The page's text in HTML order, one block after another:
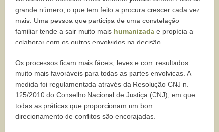
grande número, o que tem feito a procura crescer cada vez
mais. Uma pessoa que participa de uma constelação
familiar tende a sair muito mais humanizada e propícia a
colaborar com os outros envolvidos na decisão.
Os processos ficam mais fáceis, leves e com resultados
muito mais favoráveis para todas as partes envolvidas. A
medida foi regulamentada através da Resolução CNJ n.
125/2010 do Conselho Nacional de Justiça (CNJ), em que
todas as práticas que proporcionam um bom
direcionamento de conflitos são encorajadas.